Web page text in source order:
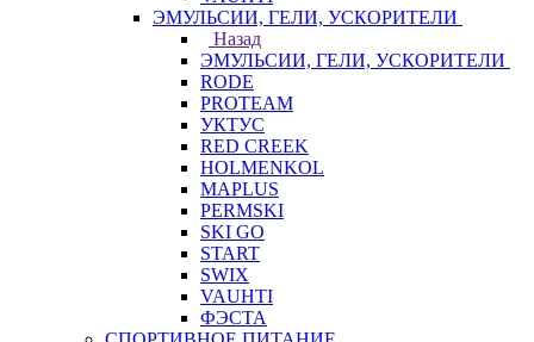
ЭМУЛЬСИИ, ГЕЛИ, УСКОРИТЕЛИ
Назад
ЭМУЛЬСИИ, ГЕЛИ, УСКОРИТЕЛИ
RODE
PROTEAM
УКТУС
RED CREEK
HOLMENKOL
MAPLUS
PERMSKI
SKI GO
START
SWIX
VAUHTI
ФЭСТА